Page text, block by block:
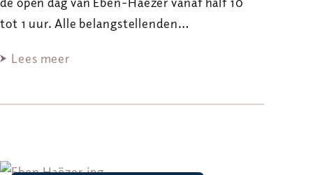
tot 1 uur. Alle belangstellenden…
Lees meer